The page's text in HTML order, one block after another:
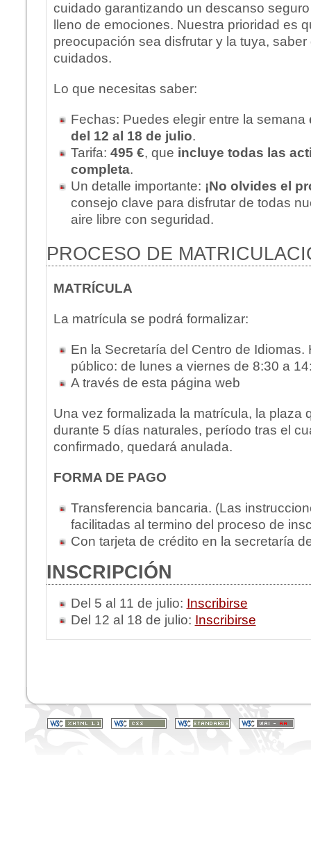
cuidado garantizando un descanso
lleno de emociones. Nuestra prioridad es
preocupación sea disfrutar y la tuya,
cuidados.
Lo que necesitas saber:
Fechas: Puedes elegir entre la semana
del 12 al 18 de julio.
Tarifa: 495 €, que incluye todas las
completa.
Un detalle importante: ¡No olvides el
consejo clave para disfrutar de todas
aire libre con seguridad.
PROCESO DE
MATRÍCULA
La matrícula se podrá formalizar:
En la Secretaría del Centro de Idiomas.
público: de lunes a viernes de 8:30 a
A través de esta página web
Una vez formalizada la matrícula, la plaza
durante 5 días naturales, período tras el
confirmado, quedará anulada.
FORMA DE PAGO
Transferencia bancaria. (Las
facilitadas al termino del proceso de
Con tarjeta de crédito en la secretaría
INSCRIPCIÓN
Del 5 al 11 de julio: Inscribirse
Del 12 al 18 de julio: Inscribirse